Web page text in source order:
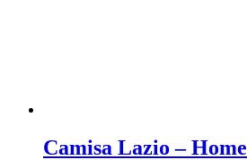
Camisa Lazio – Home